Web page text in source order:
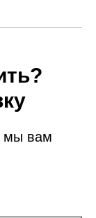
мы вам